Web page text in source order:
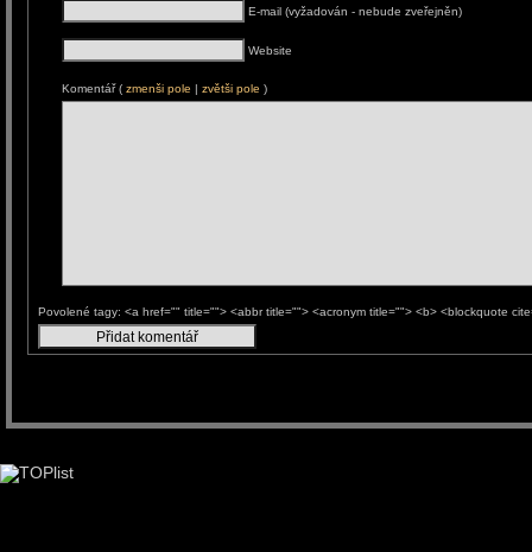
E-mail (vyžadován - nebude zveřejněn)
Website
Komentář ( zmenši pole | zvětši pole )
Povolené tagy: <a href="" title=""> <abbr title=""> <acronym title=""> <b> <blockquote